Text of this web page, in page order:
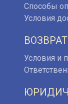
Способы
Условия
Условия и